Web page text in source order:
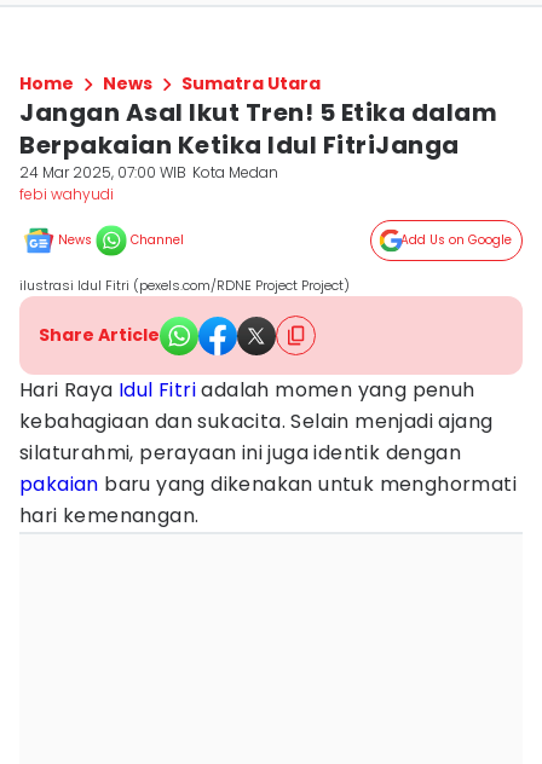
Home News Sumatra Utara
Jangan Asal Ikut Tren! 5 Etika dalam
Berpakaian Ketika Idul FitriJanga
24 Mar 2025, 07:00 WIB Kota Medan
febi wahyudi
News Channel Add Us on Google
ilustrasi Idul Fitri (pexels.com/RDNE Project Project)
Share Article
Hari Raya Idul Fitriadalah momen yang penuh
kebahagiaan dan sukacita. Selain menjadi ajang
silaturahmi, perayaan ini juga identik dengan
pakaian baru yang dikenakan untuk menghormati
hari kemenangan.